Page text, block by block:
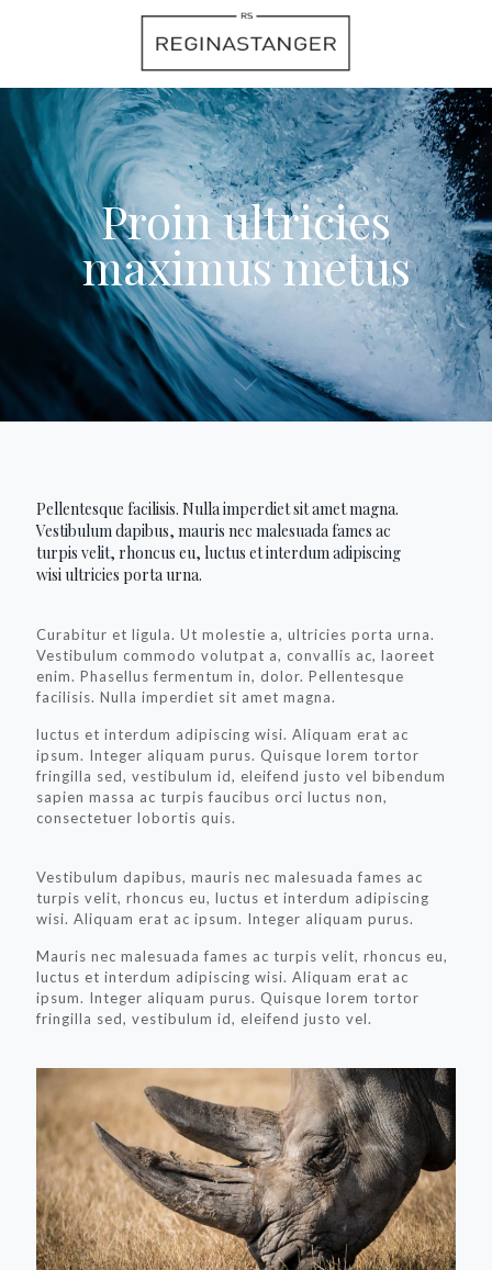
Proin ultricies
maximus metus
Pellentesque facilisis. Nulla imperdiet sit amet magna.
Vestibulum dapibus, mauris nec malesuada fames ac
turpis velit, rhoncus eu, luctus et interdum adipiscing
wisi ultricies porta urna.
Curabitur et ligula. Ut molestie a, ultricies porta urna.
Vestibulum commodo volutpat a, convallis ac, laoreet
enim. Phasellus fermentum in, dolor. Pellentesque
facilisis. Nulla imperdiet sit amet magna.
luctus et interdum adipiscing wisi. Aliquam erat ac
ipsum. Integer aliquam purus. Quisque lorem tortor
fringilla sed, vestibulum id, eleifend justo vel bibendum
sapien massa ac turpis faucibus orci luctus non,
consectetuer lobortis quis.
Vestibulum dapibus, mauris nec malesuada fames ac
turpis velit, rhoncus eu, luctus et interdum adipiscing
wisi. Aliquam erat ac ipsum. Integer aliquam purus.
Mauris nec malesuada fames ac turpis velit, rhoncus eu,
luctus et interdum adipiscing wisi. Aliquam erat ac
ipsum. Integer aliquam purus. Quisque lorem tortor
fringilla sed, vestibulum id, eleifend justo vel.